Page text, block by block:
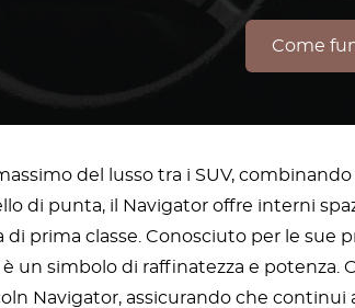
Come
del lusso tra i SUV,
di punta, il Navigator offre interni
di prima classe. Conosciuto per le
un simbolo di raffinatezza e potenza.
Navigator, assicurando che